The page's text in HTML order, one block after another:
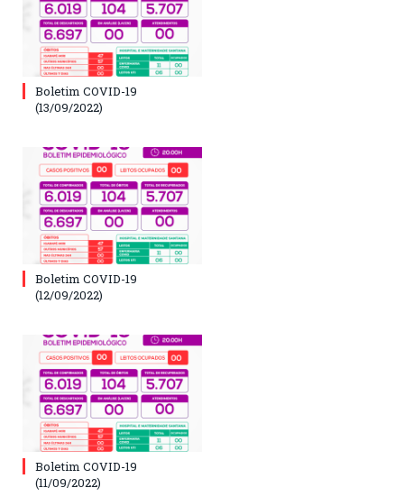
Boletim COVID-19
(13/09/2022)
Boletim COVID-19
(12/09/2022)
Boletim COVID-19
(11/09/2022)